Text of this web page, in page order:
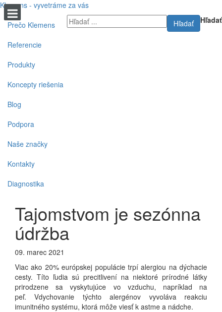
Klemens - vyvetráme za vás
Hľadať
Hľadať
Prečo Klemens
Referencie
Produkty
Koncepty riešenia
Blog
Podpora
Naše značky
Kontakty
Diagnostika
Tajomstvom je sezónna
údržba
09. marec 2021
Viac ako 20% európskej populácie trpí alergiou na dýchacie
cesty. Títo ľudia sú precitlivení na niektoré prírodné látky
prirodzene sa vyskytujúce vo vzduchu, napríklad na
peľ. Vdychovanie týchto alergénov vyvoláva reakciu
imunitného systému, ktorá môže viesť k astme a nádche.